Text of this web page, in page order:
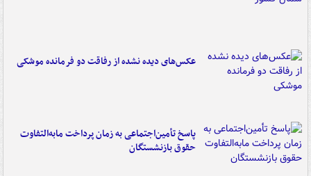
عکس‌های دیده نشده از رفاقت دو فرمانده‌ موشکی
پاسخ تأمین‌اجتماعی به زمان پرداخت مابه‌التفاوت
حقوق بازنشستگان